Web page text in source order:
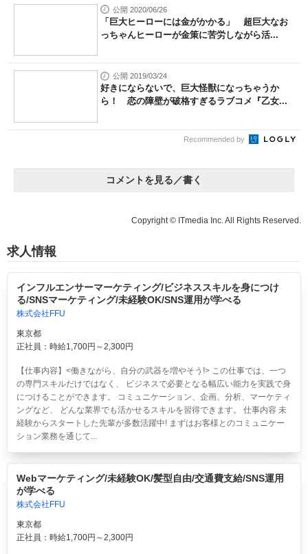
公開 2020/06/26
「巨大ヒーローには金がかかる」 超巨大なお
っちゃんヒーローが金策に苦労しながら活...
公開 2019/03/24
好きにならないで、巨大怪獣になっちゃうか
ら！ 恋の障壁が破格すぎるラブコメ『乙女...
Recommended by
コメントを見る／書く
Copyright © ITmedia Inc. All Rights Reserved.
求人情報
インフルエンサーマーケティング/ビジネススキルを身につけ
る/SNSマーケティング/未経験OK/SNS運用が学べる
株式会社FFU
東京都
正社員：時給1,700円～2,300円
【仕事内容】<働きながら、自分の武器を増やそう!> この仕事では、一つ
の専門スキルだけではなく、 ビジネスで必要となる幅広い能力を実践で身
につけることができます。 コミュニケーション、企画、分析、マーケティ
ングなど、 どんな業界でも活かせるスキルを習得できます。 仕事内容 未
経験からスタートした先輩が多数活躍中! まずはお客様とのコミュニケー
ション業務を通じて...
Webマーケティング/未経験OK/髪型自由/交通費支給/SNS運用
が学べる
株式会社FFU
東京都
正社員：時給1,700円～2,300円